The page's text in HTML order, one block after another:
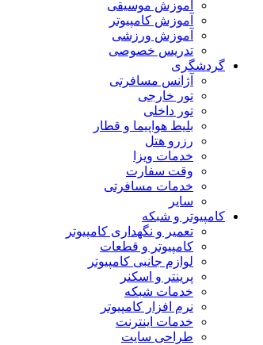
آموزش موسیقی
آموزش کامپیوتر
آموزش ورزشی
تدریس خصوصی
گردشگری
آژانس مسافرتی
تور خارجی
تور داخلی
بلیط هواپیما و قطار
رزرو هتل
خدمات ویزا
وقت سفارت
خدمات مسافرتی
سایر
کامپیوتر و شبکه
تعمیر و نگهداری کامپیوتر
کامپیوتر و قطعات
لوازم جانبی کامپیوتر
پرینتر و اسکنر
خدمات شبکه
نرم افزار کامپیوتر
خدمات اینترنت
طراحی سایت